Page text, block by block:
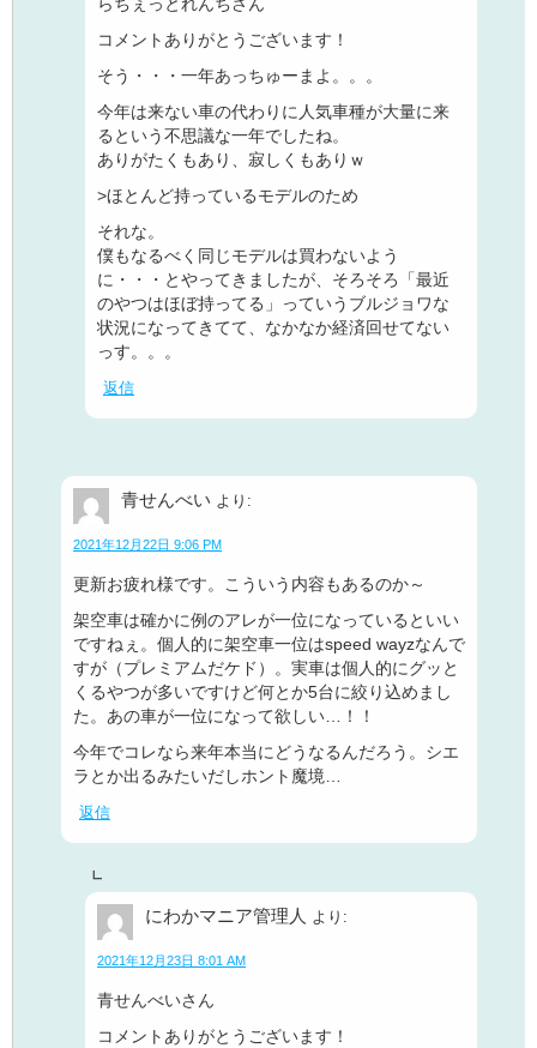
らちぇっとれんちさん
コメントありがとうございます！
そう・・・一年あっちゅーまよ。。。
今年は来ない車の代わりに人気車種が大量に来
るという不思議な一年でしたね。
ありがたくもあり、寂しくもありｗ
>ほとんど持っているモデルのため
それな。
僕もなるべく同じモデルは買わないよう
に・・・とやってきましたが、そろそろ「最近
のやつはほぼ持ってる」っていうブルジョワな
状況になってきてて、なかなか経済回せてない
っす。。。
返信
青せんべい より:
2021年12月22日 9:06 PM
更新お疲れ様です。こういう内容もあるのか～
架空車は確かに例のアレが一位になっているといい
ですねぇ。個人的に架空車一位はspeed wayzなんで
すが（プレミアムだケド）。実車は個人的にグッと
くるやつが多いですけど何とか5台に絞り込めまし
た。あの車が一位になって欲しい…！！
今年でコレなら来年本当にどうなるんだろう。シエ
ラとか出るみたいだしホント魔境…
返信
にわかマニア管理人 より:
2021年12月23日 8:01 AM
青せんべいさん
コメントありがとうございます！